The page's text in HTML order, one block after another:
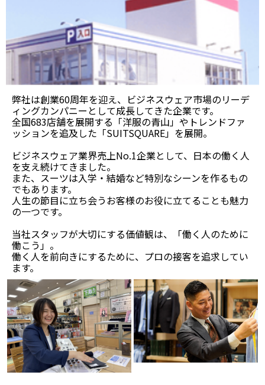
弊社は創業60周年を迎え、ビジネスウェア市場のリーデ
ィングカンパニーとして成長してきた企業です。
全国683店舗を展開する「洋服の青山」やトレンドファ
ッションを追及した「SUITSQUARE」を展開。
ビジネスウェア業界売上No.1企業として、日本の働く人
を支え続けてきました。
また、スーツは入学・結婚など特別なシーンを作るもの
でもあります。
人生の節目に立ち会うお客様のお役に立てることも魅力
の一つです。
当社スタッフが大切にする価値観は、「働く人のために
働こう」。
働く人を前向きにするために、プロの接客を追求してい
ます。